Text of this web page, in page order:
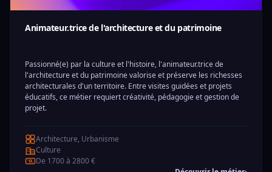
Animateur.trice de l'architecture et du patrimoine
Passionné(e) par la culture et l'histoire, l'animateur.trice de
l'architecture et du patrimoine valorise et préserve les richesses
architecturales d'un territoire. Entre visites guidées et projets
éducatifs, ce métier requiert créativité, pédagogie et gestion de
projet.
Architecture, Urbanisme
Culture
De 1700 à 2800 €